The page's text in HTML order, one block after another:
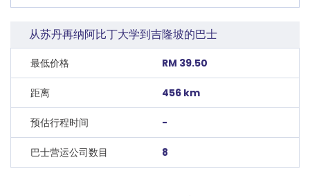
从苏丹再纳阿比丁大学到吉隆坡的巴士
最低价格 RM 39.50
距离 456 km
预估行程时间 -
巴士营运公司数目 8